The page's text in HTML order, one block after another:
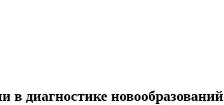
в диагностике новообразований